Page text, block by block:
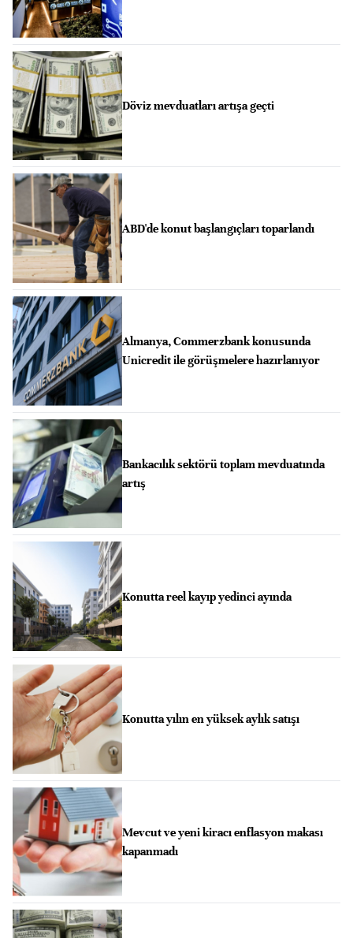
Döviz mevduatları artışa geçti
ABD'de konut başlangıçları toparlandı
Almanya, Commerzbank konusunda
Unicredit ile görüşmelere hazırlanıyor
Bankacılık sektörü toplam mevduatında
artış
Konutta reel kayıp yedinci ayında
Konutta yılın en yüksek aylık satışı
Mevcut ve yeni kiracı enflasyon makası
kapanmadı